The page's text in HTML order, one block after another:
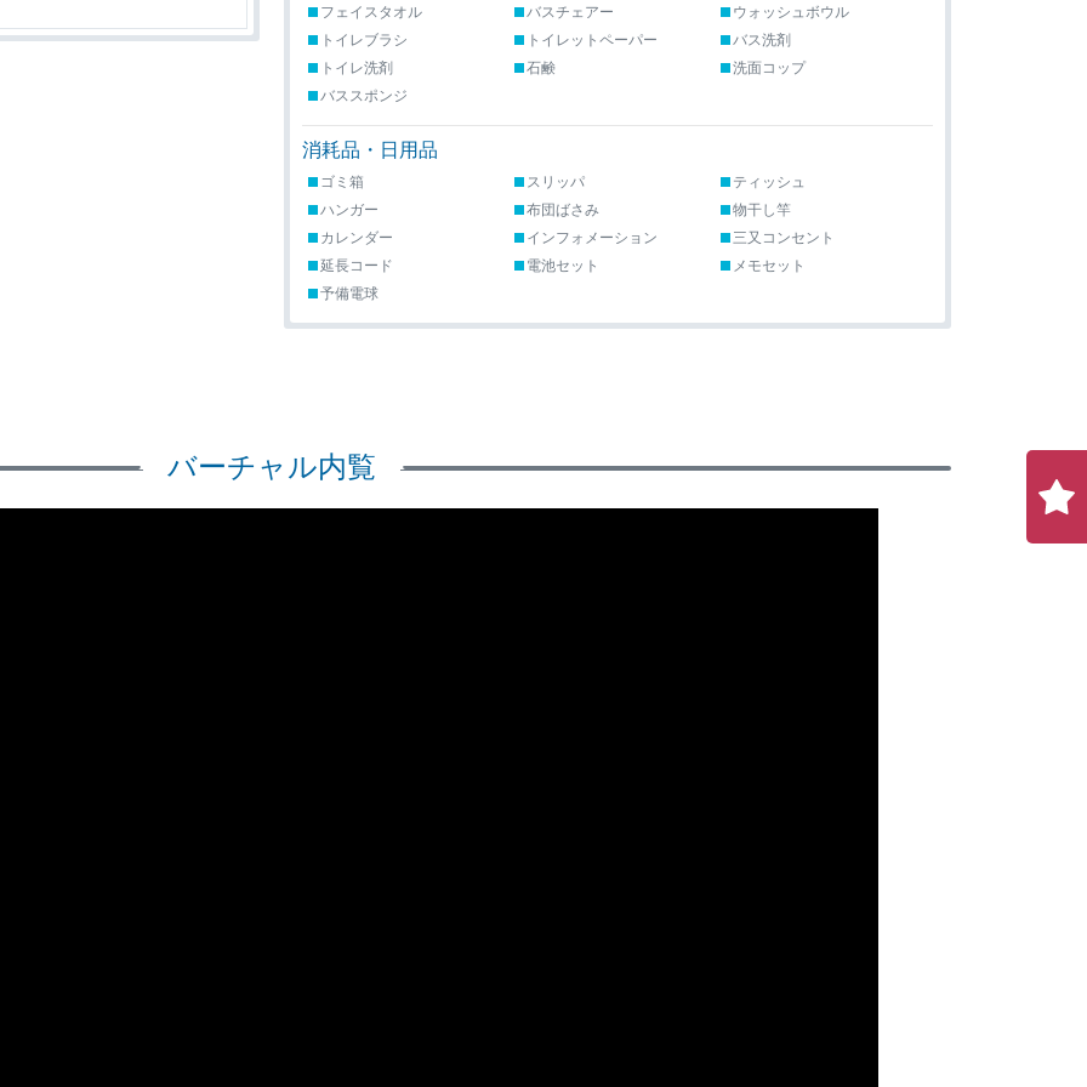
フェイスタオル
バスチェアー
ウォッシュボウル
トイレブラシ
トイレットペーパー
バス洗剤
トイレ洗剤
石鹸
洗面コップ
バススポンジ
消耗品・日用品
ゴミ箱 スリッパ
ティッシュ
ハンガー
布団ばさみ
物干し竿
カレンダー
インフォメーション
三又コンセント
延長コード
電池セット
メモセット
予備電球
バーチャル内覧